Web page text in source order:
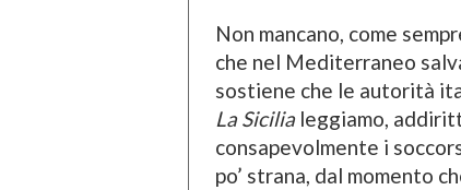
Non mancano, come
che nel Mediterraneo
sostiene che le autorità
La Sicilialeggiamo,
consapevolmente i
po’ strana, dal momento